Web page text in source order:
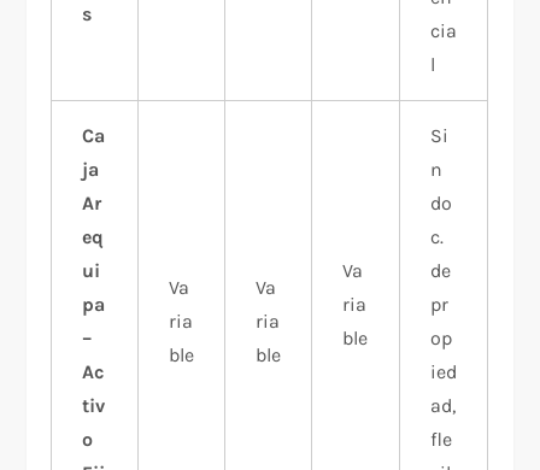
s
cia
l
Ca
ja
Ar
eq
ui
pa
–
Ac
tiv
o
Va
ria
ble
Va
ria
ble
Va
ria
ble
Si
n
do
c.
de
pr
op
ied
ad,
fle